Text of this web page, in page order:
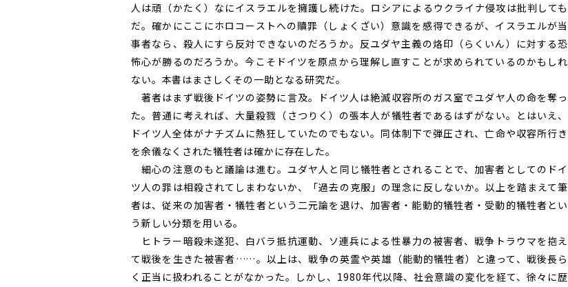
人は頑（かたく）なにイスラエルを擁護し続けた。ロシアによるウクライナ侵攻は批判しても
だ。確かにここにホロコーストへの贖罪（しょくざい）意識を感得できるが、イスラエルが当
事者なら、殺人にすら反対できないのだろうか。反ユダヤ主義の烙印（らくいん）に対する恐
怖心が勝るのだろうか。今こそドイツを原点から理解し直すことが求められているのかもしれ
ない。本書はまさしくその一助となる研究だ。
著者はまず戦後ドイツの姿勢に言及。ドイツ人は絶滅収容所のガス室でユダヤ人の命を奪っ
た。普通に考えれば、大量殺戮（さつりく）の張本人が犠牲者であるはずがない。とはいえ、
ドイツ人全体がナチズムに熱狂していたのでもない。同体制下で弾圧され、亡命や収容所行き
を余儀なくされた犠牲者は確かに存在した。
細心の注意のもと議論は進む。ユダヤ人と同じ犠牲者とされることで、加害者としてのドイ
ツ人の罪は相殺されてしまわないか、「過去の克服」の理念に反しないか。以上を踏まえて筆
者は、従来の加害者・犠牲者という二元論を退け、加害者・能動的犠牲者・受動的犠牲者とい
う新しい分類を用いる。
ヒトラー暗殺未遂犯、白バラ抵抗運動、ソ連兵による性暴力の被害者、戦争トラウマを抱え
て戦後を生きた被害者……。以上は、戦争の英霊や英雄（能動的犠牲者）と違って、戦後長ら
く正当に扱われることがなかった。しかし、1980年代以降、社会意識の変化を経て、徐々に歴